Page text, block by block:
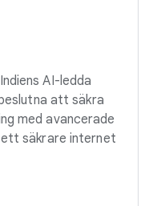
AI-ledda
att säkra
med avancerade
säkrare internet